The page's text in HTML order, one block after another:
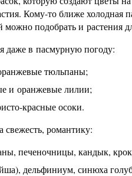
Кому-то ближе холодная
подобрать и растения
даже в пасмурную погоду:
тюльпаны;
и оранжевые лилии;
красные осоки.
свежесть, романтику:
печеночницы, кандык,
дельфиниум, синюха